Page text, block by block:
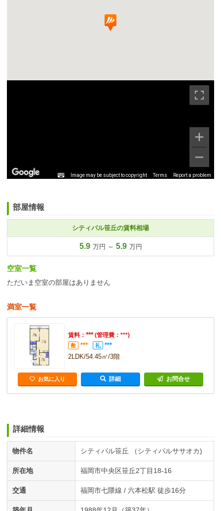
Image may be subject to copyright Terms Report a problem
部屋情報
シティパル笹丘の賃料相場
5.9 万円 ～ 5.9 万円
空室一覧
ただいま空室の部屋はありません
満室一覧
賃料： ***(管理費：***)
敷 *** 礼
***
2LDK/54.45㎡/3階
お気に入り 詳細 お問合せ
詳細情報
物件名 シティパル笹丘 （シティパルササオカ)
所在地 福岡市中央区笹丘2丁目18-16
交通 福岡市七隈線 / 六本松駅 徒歩16分